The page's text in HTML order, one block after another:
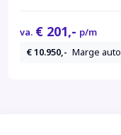
va. € 201,- p/m
€ 10.950,- Marge auto